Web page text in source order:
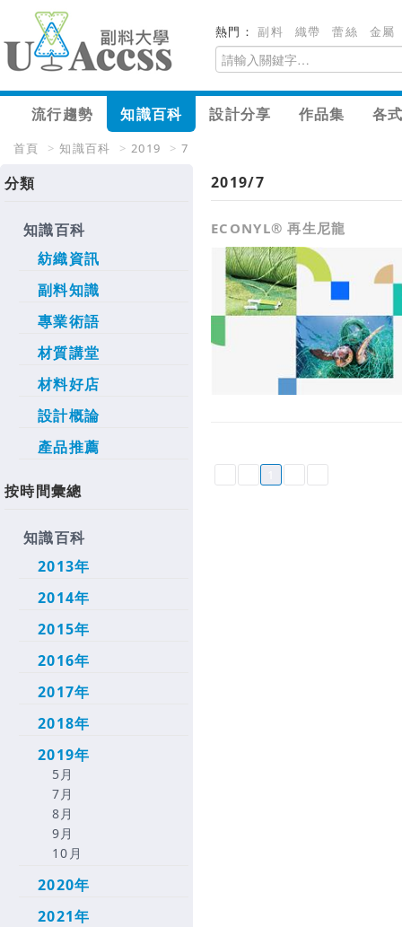
熱門：副料 織帶 蕾絲 金屬
流行趨勢 知識百科 設計分享 作品集 各
首頁 > 知識百科 > 2019 > 7
分類
知識百科
紡織資訊
副料知識
專業術語
材質講堂
材料好店
設計概論
產品推薦
按時間彙總
知識百科
2013年
2014年
2015年
2016年
2017年
2018年
2019年
5月
7月
8月
9月
10月
2020年
2021年
2019/7
ECONYL® 再生尼龍